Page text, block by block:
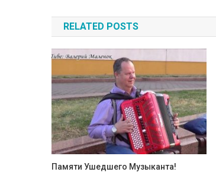
по
записям
RELATED POSTS
Памяти Ушедшего Музыканта!